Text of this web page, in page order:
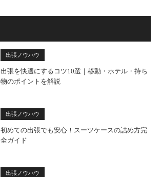
出張ノウハウ
出張を快適にするコツ10選｜移動・ホテル・持ち
物のポイントを解説
出張ノウハウ
初めての出張でも安心！スーツケースの詰め方完
全ガイド
出張ノウハウ